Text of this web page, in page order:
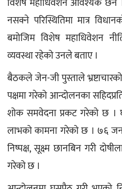
नसक्ने परिस्थितिमा मात्र
बमोजिम विशेष महाधिवेशन
व्यवस्था रहेको उनले बताए ।
बैठकले जेन-जी पुस्ताले
पक्षमा गरेको आन्दोलनका
शोक समवेदना प्रकट गरेको छ ।
लाभको कामना गरेको छ । ७६
निष्पक्ष, सूक्ष्म छानबिन गरी
गरेको छ ।